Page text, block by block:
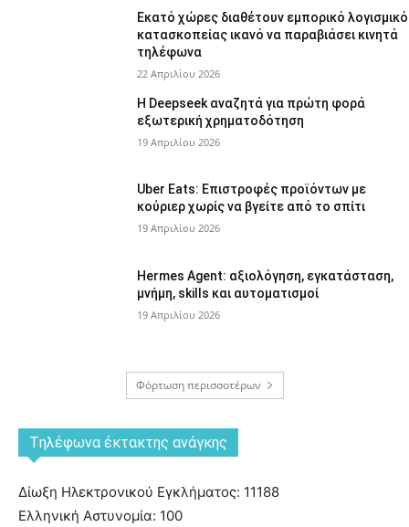
Εκατό χώρες διαθέτουν εμπορικό λογισμικό
κατασκοπείας ικανό να παραβιάσει κινητά
τηλέφωνα
22 Απριλίου 2026
Η Deepseek αναζητά για πρώτη φορά
εξωτερική χρηματοδότηση
19 Απριλίου 2026
Uber Eats: Επιστροφές προϊόντων με
κούριερ χωρίς να βγείτε από το σπίτι
19 Απριλίου 2026
Hermes Agent: αξιολόγηση, εγκατάσταση,
μνήμη, skills και αυτοματισμοί
19 Απριλίου 2026
Φόρτωση περισσοτέρων
Tηλέφωνα έκτακτης ανάγκης
Δίωξη Ηλεκτρονικού Εγκλήματος: 11188
Ελληνική Αστυνομία: 100